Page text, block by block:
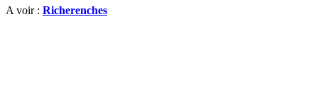
A voir : Richerenches